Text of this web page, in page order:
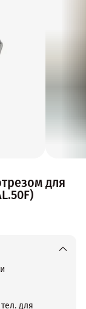
для
для